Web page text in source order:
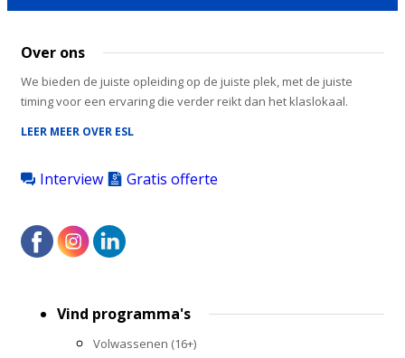
Over ons
We bieden de juiste opleiding op de juiste plek, met de juiste
timing voor een ervaring die verder reikt dan het klaslokaal.
LEER MEER OVER ESL
Interview Gratis offerte
menuVind programma's
Volwassenen (16+)